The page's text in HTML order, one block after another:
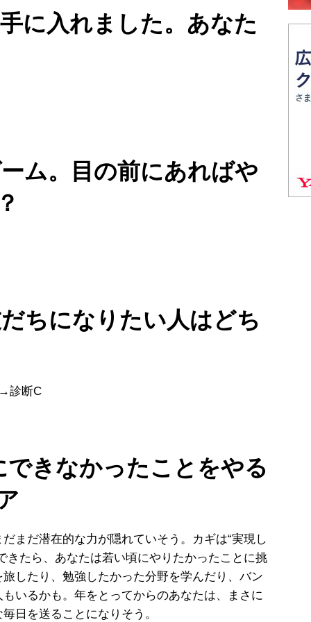
に入れました。あなた
ム。目の前にあればや
ちになりたい人はどち
診断C
きなかったことをやる
まだ潜在的な力が隠れていそう。カギは“実現し
きたら、あなたは若い頃にやりたかったことに挑
したり、勉強したかった分野を学んだり、バン
いるかも。年をとってからのあなたは、まさに
日を送ることになりそう。